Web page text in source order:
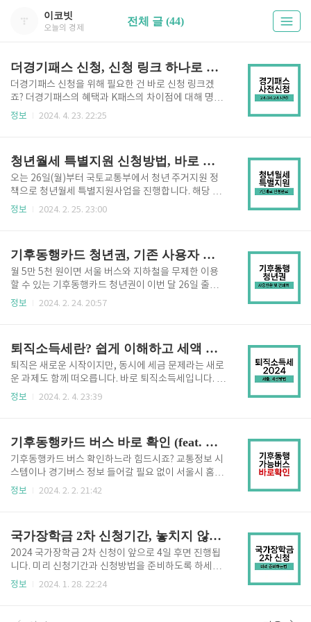
이코빗
오늘의 경제
전체 글 (44)
더경기패스 신청, 신청 링크 하나로 해결하세요.
더경기패스 신청을 위해 필요한 건 바로 신청 링크겠
죠? 더경기패스의 혜택과 K패스의 차이점에 대해 명확
히 알고 있으신 분이라면 확인 없이 바로 더경기패스 신
024년 4월 24일~2024년 4월 30일 사전신청방법 : 11
개 금융기관 중 원하는 곳에서 신용·체크, 선불교통카
드 발급 진행 발급 조건 : 경기도민 카드 수령 후 : K-패
스 홈페이지 또는 앱에서 회원가입 후 카드 이용 (※ 도
내 거주사실을 확인하면 별도 절차 없이 자동 연계) 더
정보 2024. 4. 23. 22:25
청년월세 특별지원 신청방법, 바로 진행하고 1년 월세 지원받으세요.
오는 26일(월)부터 국토교통부에서 청년 주거지원 정
책으로 청년월세 특별지원사업을 진행합니다. 해당 사
업은 이미 2022년에 한 번 진행되어 총 9.7만 명에게 월
는지 자가진단도 해보고 신청 진행하시길 바랍니다. [목
차여기] 청년월세 특별지원 신청기간 청년월세 특별지
원사업 신청은 1년 동안 진행됩니다. 주거비 부담 완화
를 위해 월 최대 20만 원씩 12개월 분의 월세를 지원하
게 될 예정입니다. 신청기간 : 2024.02.26 - 09시 ~ 202
정보 2024. 2. 25. 23:00
기후동행카드 청년권, 기존 사용자 전환 방법 및 판매처 확인
월 5만 5천 원이면 서울 버스와 지하철을 무제한 이용
할 수 있는 기후동행카드 청년권이 이번 달 26일 출시
됩니다. 20~30대 구매 비율이 절반에 달하는 청년층의
한 이용할 수 있는 기회입니다! 이 포스팅에서는 기존
사용자의 경우 어떻게 전환할 수 있고, 환급진행은 어떻
게 될지 자세히 알아보도록 하겠습니다. [목차여기] 기
후동행카드 청년권 대상 및 이용 범위 기후동행카드 청
년권의 경우, 기존 기후동행카드와 이용범위는 동일합
할 수 있습니..
정보 2024. 2. 24. 20:57
퇴직소득세란? 쉽게 이해하고 세액 계산하는 방법
퇴직은 새로운 시작이지만, 동시에 세금 문제라는 새로
운 과제도 함께 떠오릅니다. 바로 퇴직소득세입니다. 퇴
직금과 연금 수령 시 발생하는 이 세금은 계산 방식과
방식부터 절세 방법까지, 퇴직 후에도 세금 문제를 해결
할 수 있도록 핵심 정보 전달 시작하겠습니다. 퇴직 후
에도 따라오는 세금 제대로 알고 계신가요? 1. 퇴직소득
세란 퇴직소득세는 퇴직금, 일시금, 퇴직연금 등 퇴직할
때 받는 소득에 대한 세금입니다. 퇴직 후 어떤 형태로
시, 이 퇴직소..
정보 2024. 2. 4. 23:39
기후동행카드 버스 바로 확인 (feat. 서울시 홈페이지)
기후동행카드 버스 확인하느라 힘드시죠? 교통정보 시
스템이나 경기버스 정보 들어갈 필요 없이 서울시 홈페
이지에서 간편하게 확인하실 수 있는 방법이 있어서 새
들어가시면 서비스 검색을 쉽게 진행할 수 있습니다. 서
울시에서 직접 교통수단인지 확인할 수 있도록 검색 서
비스를 만들어서 내놓았네요. 다만, 버스 노선 현황에
대해서는 기준이 변동될 수 있다고 하니 정말 찾기 힘드
실 경우는 이전 포스팅에서 설명드린 3가지 검색 방법
카드 버스, 지하철 PC 확인 PC 버전 링크 누르시기 전
정보 2024. 2. 2. 21:42
국가장학금 2차 신청기간, 놓치지 않게 '이것' 설정하세요.
2024 국가장학금 2차 신청이 앞으로 4일 후면 진행됩
니다. 미리 신청기간과 신청방법을 준비하도록 하세요.
국가장학금 1차 신청기간을 놓치신 분들을 위해 바로
금이란? 대학생의 등록금 부담 완화를 위해 일정 기준
정보 2024. 1. 28. 22:24